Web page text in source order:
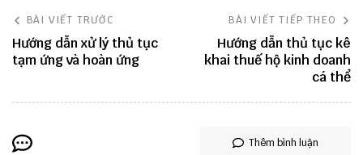
BÀI VIẾT TRƯỚC
Hướng dẫn xử lý thủ tục
tạm ứng và hoàn ứng
BÀI VIẾT TIẾP THEO
Hướng dẫn thủ tục kê
khai thuế hộ kinh doanh
cá thể
Thêm bình luận